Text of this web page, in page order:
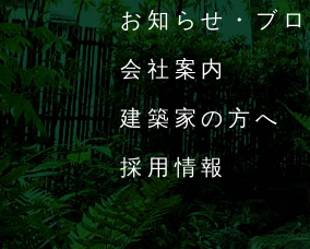
お知らせ・ブ
会社案内
建築家の方へ
採用情報